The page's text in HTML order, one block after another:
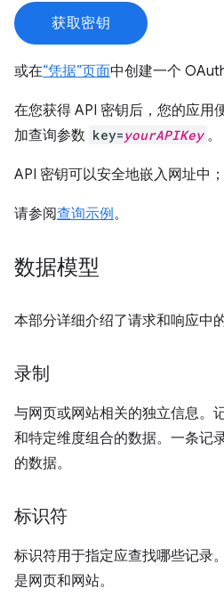
获取密钥
或在“凭据”页面中创建一个
在您获得 API 密钥后，您的应用
加查询参数 key=yourAPIKey 。
API 密钥可以安全地嵌入网址中
请参阅查询示例。
数据模型
本部分详细介绍了请求和响应中
录制
与网页或网站相关的独立信息。
和特定维度组合的数据。一条记
的数据。
标识符
标识符用于指定应查找哪些记录
是网页和网站。